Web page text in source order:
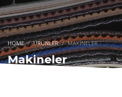
HOME ÜRÜNLER MAKINELER
Makineler